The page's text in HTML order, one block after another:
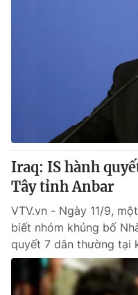
Iraq: IS hành
Tây tỉnh Anbar
VTV.vn - Ngày 11/9,
biết nhóm khủng bố
quyết 7 dân thường tại